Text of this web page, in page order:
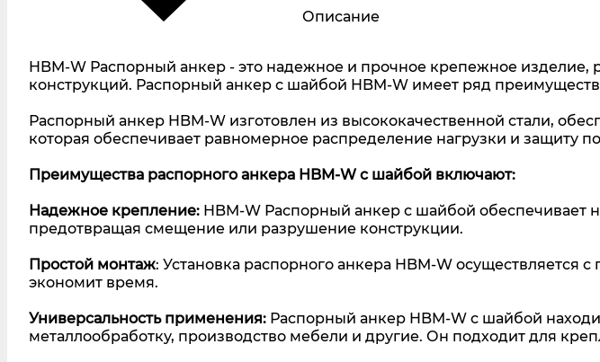
Описание
HBM-W Распорный анкер - это надежное и прочное крепежное изделие,
конструкций. Распорный анкер с шайбой HBM-W имеет ряд
Распорный анкер HBM-W изготовлен из высококачественной стали,
которая обеспечивает равномерное распределение нагрузки и защиту
Преимущества распорного анкера HBM-W с шайбой включают:
Надежное крепление: HBM-W Распорный анкер с шайбой обеспечивает
предотвращая смещение или разрушение конструкции.
Простой монтаж: Установка распорного анкера HBM-W
экономит время.
Универсальность применения: Распорный анкер HBM-W с шайбой
металлообработку, производство мебели и другие. Он подходит для